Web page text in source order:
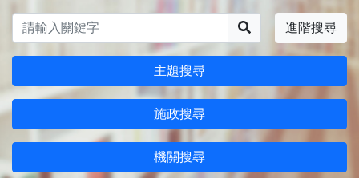
進階搜尋
主題搜尋
施政搜尋
機關搜尋